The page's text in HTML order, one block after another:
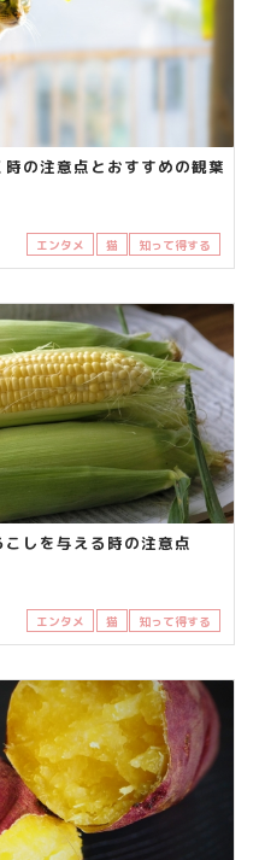
の注意点とおすすめの観葉
エンタメ 猫 知って得する
しを与える時の注意点
エンタメ 猫 知って得する